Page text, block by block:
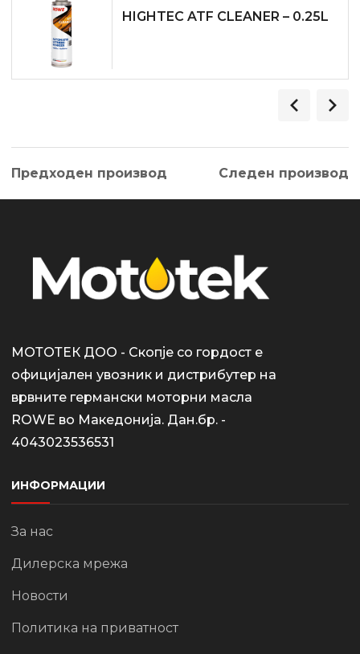
HIGHTEC ATF CLEANER – 0.25L
Предходен производ Следен производ
МОТОТЕК ДОО - Скопје со гордост е
официјален увозник и дистрибутер на
врвните германски моторни масла
ROWE во Македонија. Дан.бр. -
4043023536531
ИНФОРМАЦИИ
За нас
Дилерска мрежа
Новости
Политика на приватност